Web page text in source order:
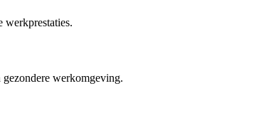
werkprestaties.
werkomgeving.